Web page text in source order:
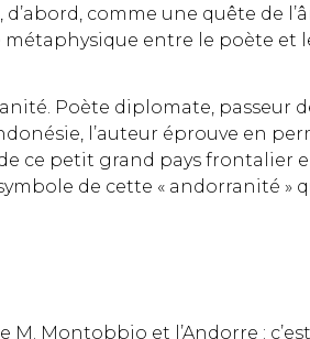
comme une quête de
entre le poète et
Poète diplomate, passeur
l’auteur éprouve en
ce petit grand pays frontalier
de cette « andorranité »
Montobbio et l’Andorre :